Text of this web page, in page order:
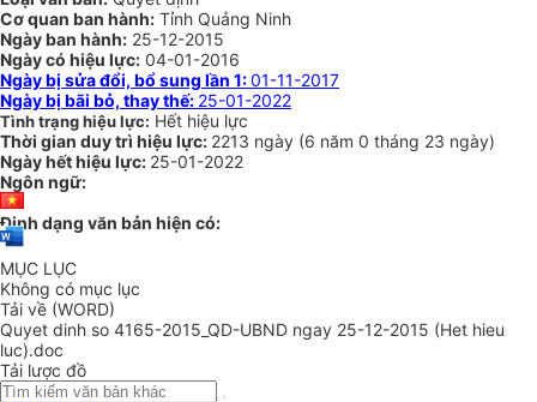
Cơ quan ban hành: Tỉnh Quảng Ninh
Ngày ban hành: 25-12-2015
Ngày có hiệu lực: 04-01-2016
Ngày bị sửa đổi, bổ sung lần 1:01-11-2017
Ngày bị bãi bỏ, thay thế: 25-01-2022
Tình trạng hiệu lực: Hết hiệu lực
Thời gian duy trì hiệu lực: 2213 ngày (6 năm 0 tháng 23 ngày)
Ngày hết hiệu lực: 25-01-2022
Ngôn ngữ:
Định dạng văn bản hiện có:
MỤC LỤC
Không có mục lục
Tải về (WORD)
Quyet dinh so 4165-2015_QD-UBND ngay 25-12-2015 (Het hieu
luc).doc
Tải lược đồ